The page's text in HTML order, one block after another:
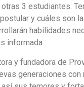
3 estudiantes.
y cuáles son
habilidades
informada.
y fundadora de
generaciones